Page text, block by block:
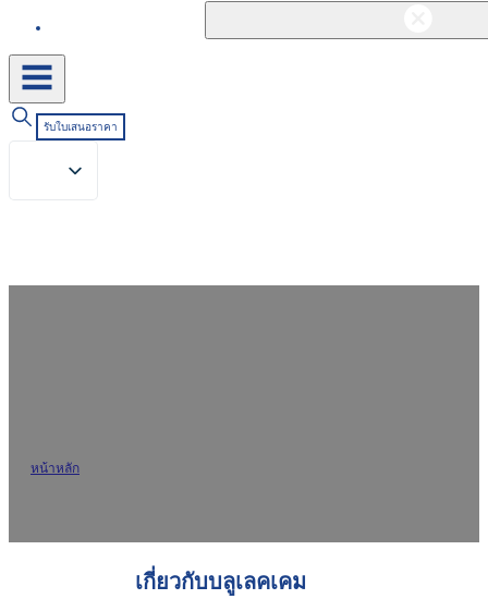
รับใบเสนอราคา
หน้าหลัก
เกี่ยวกับบลูเลคเคม